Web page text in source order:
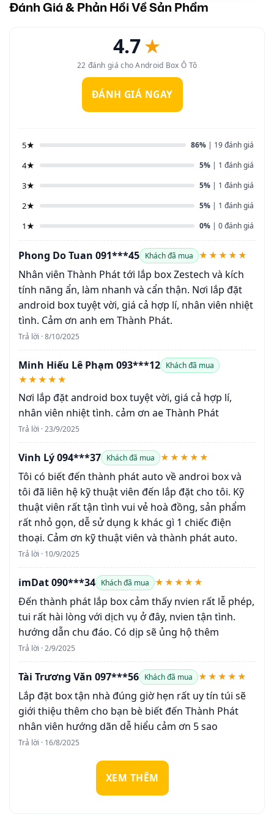
Đánh Giá & Phản Hồi Về Sản Phẩm
4.7★
22 đánh giá cho Android Box Ô Tô
ĐÁNH GIÁ NGAY
5★ 86% | 19 đánh giá
4★ 5% | 1 đánh giá
3★ 5% | 1 đánh giá
2★ 5% | 1 đánh giá
1★ 0% | 0 đánh giá
Phong Do Tuan 091***45 Khách đã mua ★★★★★
Nhân viên Thành Phát tới lắp box Zestech và kích
tính năng ẩn, làm nhanh và cẩn thận. Nơi lắp đặt
android box tuyệt vời, giá cả hợp lí, nhân viên nhiệt
tình. Cảm ơn anh em Thành Phát.
Trả lời · 8/10/2025
Minh Hiếu Lê Phạm 093***12 Khách đã mua
★★★★★
Nơi lắp đặt android box tuyệt vời, giá cả hợp lí,
nhân viên nhiệt tình. cảm ơn ae Thành Phát
Trả lời · 23/9/2025
Vinh Lý 094***37 Khách đã mua ★★★★★
Tôi có biết đến thành phát auto về androi box và
tôi đã liên hệ kỹ thuật viên đến lắp đặt cho tôi. Kỹ
thuật viên rất tận tình vui vẻ hoà đồng, sản phẩm
rất nhỏ gọn, dễ sử dụng k khác gì 1 chiếc điện
thoại. Cảm ơn kỹ thuật viên và thành phát auto.
Trả lời · 10/9/2025
imDat 090***34 Khách đã mua ★★★★★
Đến thành phát lắp box cảm thấy nvien rất lễ phép,
tui rất hài lòng với dịch vụ ở đây, nvien tận tình.
hướng dẫn chu đáo. Có dịp sẽ ủng hộ thêm
Trả lời · 2/9/2025
Tài Trương Văn 097***56 Khách đã mua ★★★★★
Lắp đặt box tận nhà đúng giờ hẹn rất uy tín túi sẽ
giới thiệu thêm cho bạn bè biết đến Thành Phát
nhân viên hướng dãn dễ hiểu cảm ơn 5 sao
Trả lời · 16/8/2025
XEM THÊM